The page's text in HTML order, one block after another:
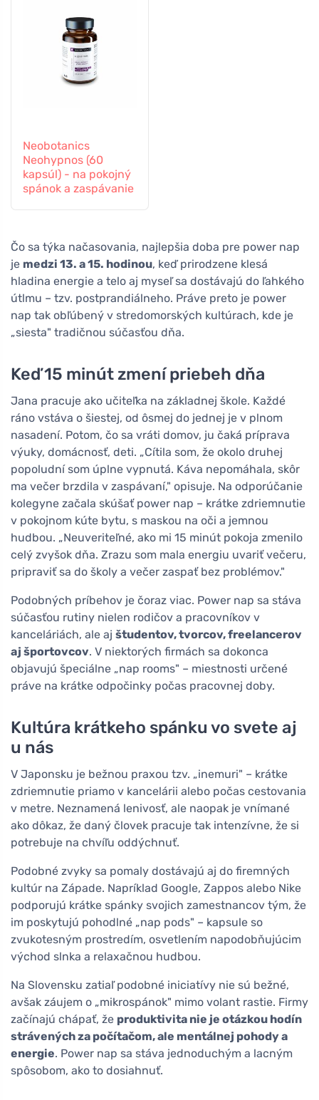
Neobotanics
Neohypnos (60
kapsúl) - na pokojný
spánok a zaspávanie
Čo sa týka načasovania, najlepšia doba pre power nap
je medzi 13. a 15. hodinou, keď prirodzene klesá
hladina energie a telo aj myseľ sa dostávajú do ľahkého
útlmu – tzv. postprandiálneho. Práve preto je power
nap tak obľúbený v stredomorských kultúrach, kde je
„siesta" tradičnou súčasťou dňa.
Keď 15 minút zmení priebeh dňa
Jana pracuje ako učiteľka na základnej škole. Každé
ráno vstáva o šiestej, od ôsmej do jednej je v plnom
nasadení. Potom, čo sa vráti domov, ju čaká príprava
výuky, domácnosť, deti. „Cítila som, že okolo druhej
popoludní som úplne vypnutá. Káva nepomáhala, skôr
ma večer brzdila v zaspávaní," opisuje. Na odporúčanie
kolegyne začala skúšať power nap – krátke zdriemnutie
v pokojnom kúte bytu, s maskou na oči a jemnou
hudbou. „Neuveriteľné, ako mi 15 minút pokoja zmenilo
celý zvyšok dňa. Zrazu som mala energiu uvariť večeru,
pripraviť sa do školy a večer zaspať bez problémov."
Podobných príbehov je čoraz viac. Power nap sa stáva
súčasťou rutiny nielen rodičov a pracovníkov v
kanceláriách, ale aj študentov, tvorcov, freelancerov
aj športovcov. V niektorých firmách sa dokonca
objavujú špeciálne „nap rooms" – miestnosti určené
práve na krátke odpočinky počas pracovnej doby.
Kultúra krátkeho spánku vo svete aj
u nás
V Japonsku je bežnou praxou tzv. „inemuri" – krátke
zdriemnutie priamo v kancelárii alebo počas cestovania
v metre. Neznamená lenivosť, ale naopak je vnímané
ako dôkaz, že daný človek pracuje tak intenzívne, že si
potrebuje na chvíľu oddýchnuť.
Podobné zvyky sa pomaly dostávajú aj do firemných
kultúr na Západe. Napríklad Google, Zappos alebo Nike
podporujú krátke spánky svojich zamestnancov tým, že
im poskytujú pohodlné „nap pods" – kapsule so
zvukotesným prostredím, osvetlením napodobňujúcim
východ slnka a relaxačnou hudbou.
Na Slovensku zatiaľ podobné iniciatívy nie sú bežné,
avšak záujem o „mikrospánok" mimo volant rastie. Firmy
začínajú chápať, že produktivita nie je otázkou hodín
strávených za počítačom, ale mentálnej pohody a
energie. Power nap sa stáva jednoduchým a lacným
spôsobom, ako to dosiahnuť.